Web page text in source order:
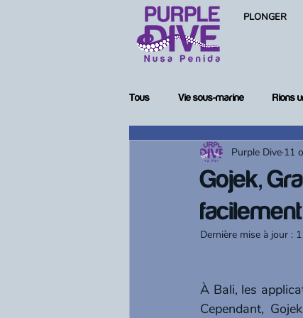
PLONGER
Tous Vie sous-marine Rions
Femmes en plongée
Gojek,
Purple Dive 11
Dernière mise à jour :
À Bali, les
Cependant,